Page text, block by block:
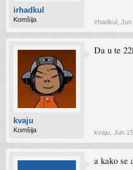
irhadkul
Komšija irhadkul Jun
kvaju
Komšija
Da u te
kvaju Jun
a kako se